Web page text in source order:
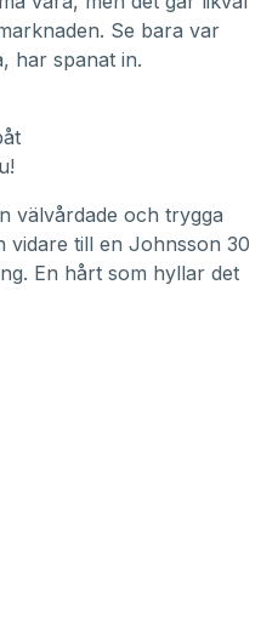
Se bara var
har spanat in.
välvårdade och trygga
vidare till en Johnsson 30
En hårt som hyllar det